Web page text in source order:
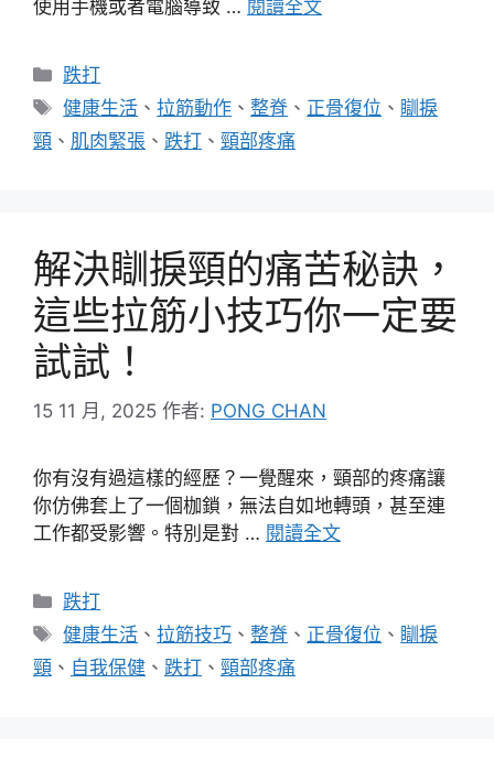
使用手機或者電腦導致 … 閱讀全文
分
類
跌打
標
籤
健康生活 、 拉筋動作 、整脊 、 正骨復位 、 瞓捩
頸 、 肌肉緊張 、 跌打 、 頸部疼痛
解決瞓捩頸的痛苦秘訣，
這些拉筋小技巧你一定要
試試！
15 11 月, 2025 作者: PONG CHAN
你有沒有過這樣的經歷？一覺醒來，頸部的疼痛讓
你仿佛套上了一個枷鎖，無法自如地轉頭，甚至連
工作都受影響。特別是對 … 閱讀全文
分
類
跌打
標
籤
健康生活 、 拉筋技巧 、整脊 、 正骨復位 、 瞓捩
頸 、 自我保健 、 跌打 、 頸部疼痛